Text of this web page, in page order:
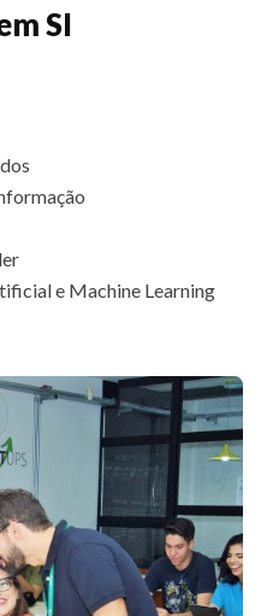
SI
e Machine Learning